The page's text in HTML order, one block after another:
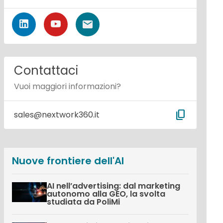
Contattaci
Vuoi maggiori informazioni?
sales@nextwork360.it content_copy
Nuove frontiere dell'AI
AI nell’advertising: dal marketing
autonomo alla GEO, la svolta
studiata da PoliMi